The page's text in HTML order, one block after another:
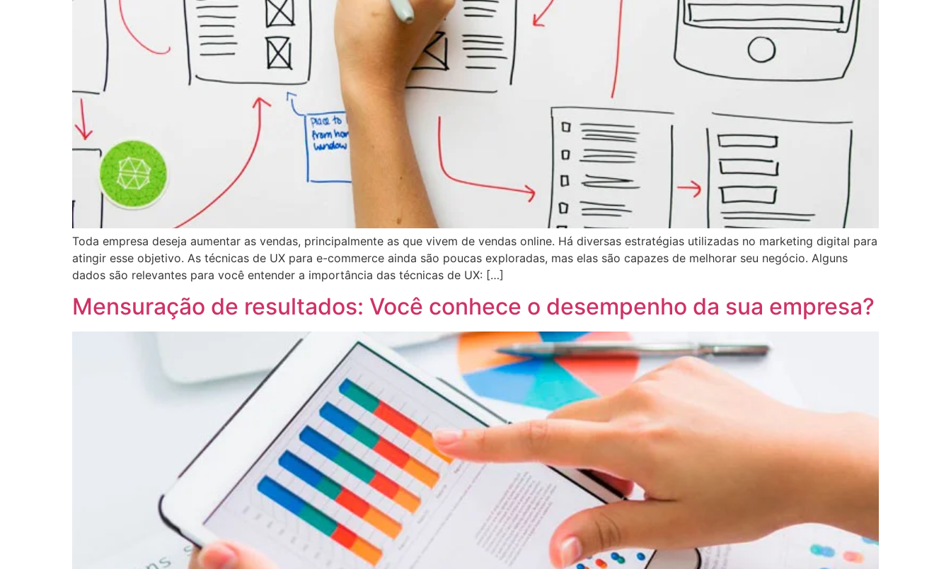
Toda empresa deseja aumentar as vendas, principalmente as que vivem de vendas online. Há diversas estratégias utilizadas no marketing digital para
atingir esse objetivo. As técnicas de UX para e-commerce ainda são poucas exploradas, mas elas são capazes de melhorar seu negócio. Alguns
dados são relevantes para você entender a importância das técnicas de UX: […]
Mensuração de resultados: Você conhece o desempenho da sua empresa?